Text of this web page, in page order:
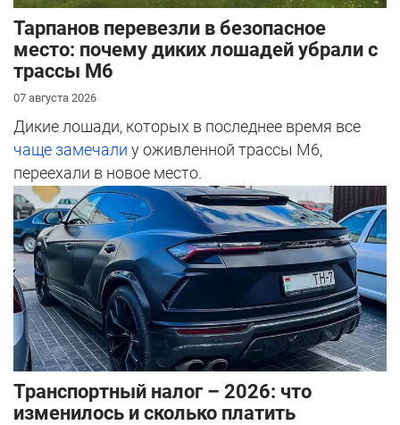
Тарпанов перевезли в безопасное
место: почему диких лошадей убрали с
трассы М6
07 августа 2026
Дикие лошади, которых в последнее время все
чаще замечали у оживленной трассы М6,
переехали в новое место.
Транспортный налог – 2026: что
изменилось и сколько платить